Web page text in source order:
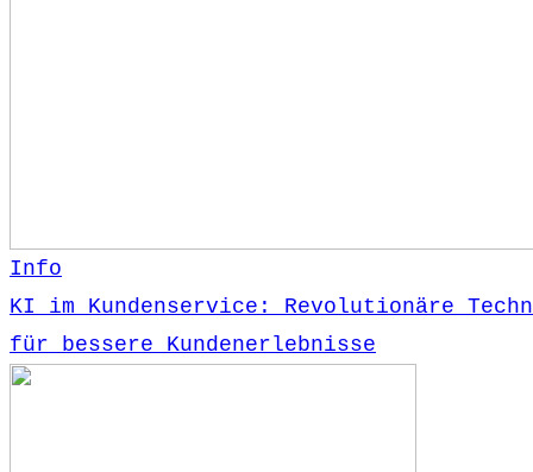
Info
KI im Kundenservice: Revolutionäre
für bessere Kundenerlebnisse